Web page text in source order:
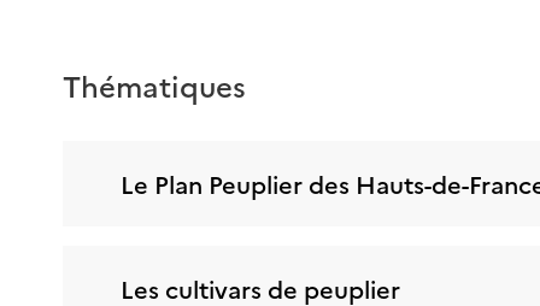
Thématiques
Le Plan Peuplier des Hauts-de-
Les cultivars de peuplier